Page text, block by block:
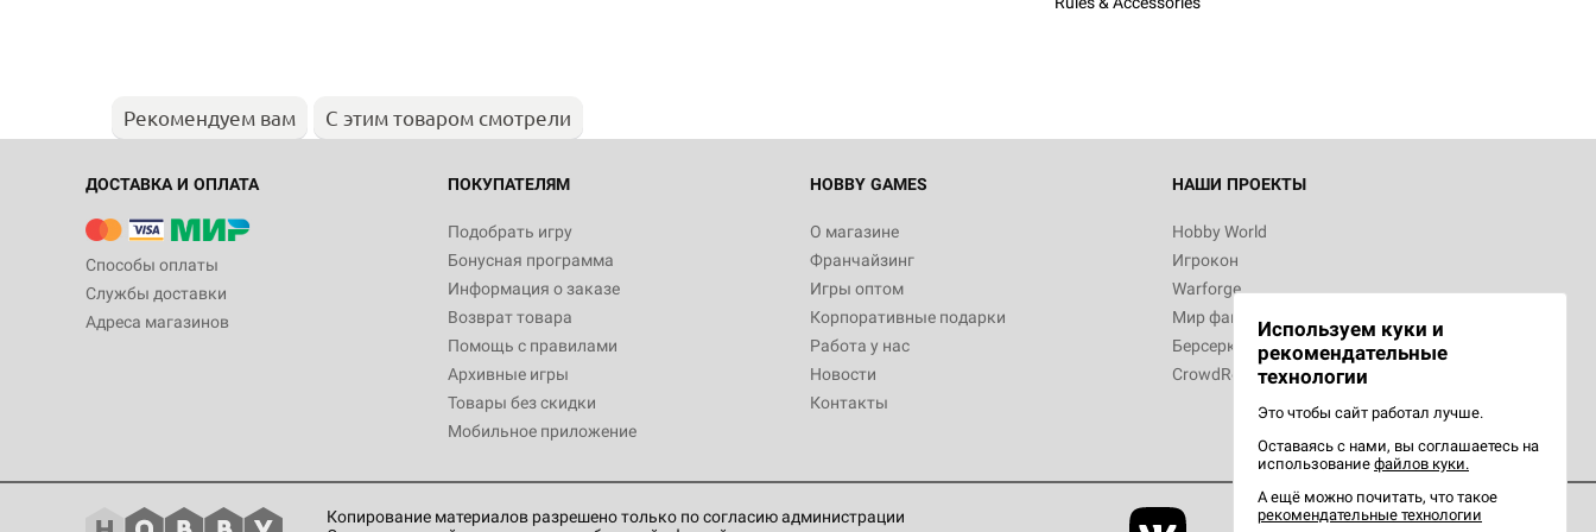
Рекомендуем вам С этим товаром смотрели
ДОСТАВКА И ОПЛАТА
Способы оплаты
Службы доставки
Адреса магазинов
ПОКУПАТЕЛЯМ
Подобрать игру
Бонусная программа
Информация о заказе
Возврат товара
Помощь с правилами
Архивные игры
Товары без скидки
Мобильное приложение
HOBBY GAMES
О магазине
Франчайзинг
Игры оптом
Корпоративные подарки
Работа у нас
Новости
Контакты
НАШИ ПРОЕКТЫ
Hobby World
Игрокон
Warforge
Мир фантастики
Берсерк
CrowdRepublic
Копирование материалов разрешено только по согласию администрации
Используем куки и
рекомендательные
технологии
Это чтобы сайт работал лучше.
Оставаясь с нами, вы соглашаетесь на
использование файлов куки.
А ещё можно почитать, что такое
рекомендательные технологии